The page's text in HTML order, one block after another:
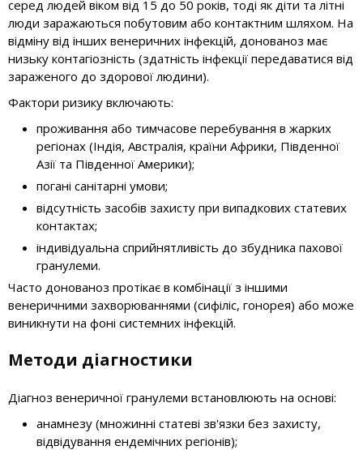
серед людей віком від 15 до 50 років, тоді як діти та літні
люди заражаються побутовим або контактним шляхом. На
відміну від інших венеричних інфекцій, донованоз має
низьку контагіозність (здатність інфекції передаватися від
зараженого до здорової людини).
Фактори ризику включають:
проживання або тимчасове перебування в жарких
регіонах (Індія, Австралія, країни Африки, Південної
Азії та Південної Америки);
погані санітарні умови;
відсутність засобів захисту при випадкових статевих
контактах;
індивідуальна сприйнятливість до збудника пахової
гранулеми.
Часто донованоз протікає в комбінації з іншими
венеричними захворюваннями (сифіліс, гонорея) або може
виникнути на фоні системних інфекцій.
Методи діагностики
Діагноз венеричної гранулеми встановлюють на основі:
анамнезу (множинні статеві зв'язки без захисту,
відвідування ендемічних регіонів);